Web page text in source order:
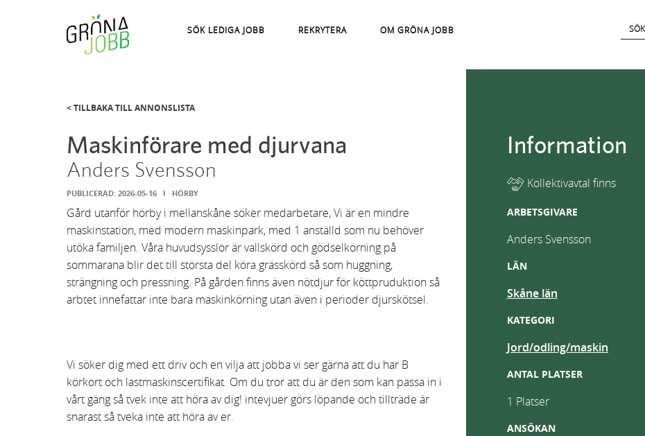
SÖK LEDIGA JOBB REKRYTERA OM GRÖNA JOBB
< TILLBAKA TILL ANNONSLISTA
Maskinförare med djurvana
Anders Svensson
PUBLICERAD: 2026-05-16 I HÖRBY
Gård utanför hörby i mellanskåne söker medarbetare, Vi är en mindre
maskinstation, med modern maskinpark, med 1 anställd som nu behöver
utöka familjen. Våra huvudsysslor är vallskörd och gödselkörning på
sommarana blir det till största del köra grässkörd så som huggning,
strängning och pressning. På gården finns även nötdjur för köttpruduktion så
arbtet innefattar inte bara maskinkörning utan även i perioder djurskötsel.
Vi söker dig med ett driv och en vilja att jobba vi ser gärna att du har B
körkort och lastmaskinscertifikat. Om du tror att du är den som kan passa in i
vårt gäng så tvek inte att höra av dig! intevjuer görs löpande och tillträde är
snarast så tveka inte att höra av er.
Information
Kollektivavtal finns
ARBETSGIVARE
Anders Svensson
LÄN
Skåne län
KATEGORI
Jord/odling/maskin
ANTAL PLATSER
1 Platser
ANSÖKAN